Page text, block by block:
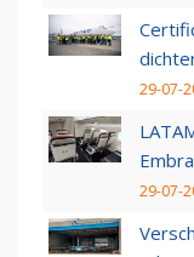
29-07-
29-07-